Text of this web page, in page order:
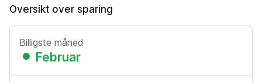
Oversikt over sparing
Billigste måned
Februar